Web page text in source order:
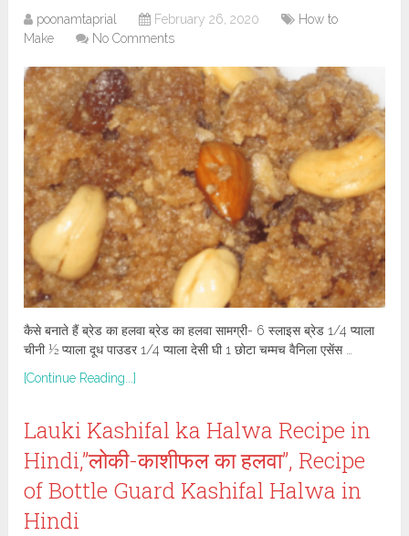
poonamtaprial February 26, 2020
How to
Make
No Comments
कैसे बनाते हैं ब्रेड का हलवा ब्रेड का हलवा सामग्री- 6 स्लाइस ब्रेड 1/4 प्याला
चीनी ½ प्याला दूध पाउडर 1/4 प्याला देसी घी 1 छोटा चम्मच वैनिला एसेंस …
[Continue Reading...]
Lauki Kashifal ka Halwa Recipe in
Hindi,”लोकी-काशीफल का हलवा”, Recipe
of Bottle Guard Kashifal Halwa in
Hindi